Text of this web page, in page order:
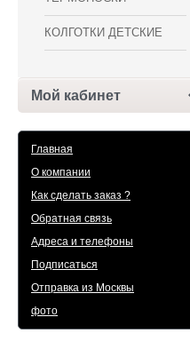
КОЛГОТКИ ДЕТСКИЕ
Мой кабинет
Главная
О компании
Как сделать заказ ?
Обратная связь
Адреса и телефоны
Подписаться
Отправка из Москвы
фото